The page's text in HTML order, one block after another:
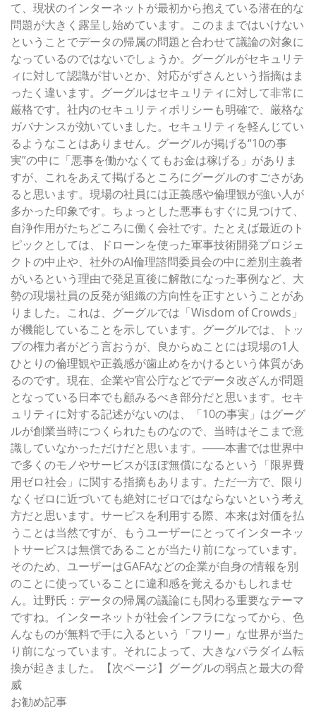
て、現状のインターネットが最初から抱えている潜在的な
問題が大きく露呈し始めています。このままではいけない
ということでデータの帰属の問題と合わせて議論の対象に
なっているのではないでしょうか。グーグルがセキュリテ
ィに対して認識が甘いとか、対応がずさんという指摘はま
ったく違います。グーグルはセキュリティに対して非常に
厳格です。社内のセキュリティポリシーも明確で、厳格な
ガバナンスが効いていました。セキュリティを軽んじてい
るようなことはありません。グーグルが掲げる“10の事
実”の中に「悪事を働かなくてもお金は稼げる」がありま
すが、これをあえて掲げるところにグーグルのすごさがあ
ると思います。現場の社員には正義感や倫理観が強い人が
多かった印象です。ちょっとした悪事もすぐに見つけて、
自浄作用がたちどころに働く会社です。たとえば最近のト
ピックとしては、ドローンを使った軍事技術開発プロジェ
クトの中止や、社外のAI倫理諮問委員会の中に差別主義者
がいるという理由で発足直後に解散になった事例など、大
勢の現場社員の反発が組織の方向性を正すということがあ
りました。これは、グーグルでは「Wisdom of Crowds」
が機能していることを示しています。グーグルでは、トッ
プの権力者がどう言おうが、良からぬことには現場の1人
ひとりの倫理観や正義感が歯止めをかけるという体質があ
るのです。現在、企業や官公庁などでデータ改ざんが問題
となっている日本でも顧みるべき部分だと思います。セキ
ュリティに対する記述がないのは、「10の事実」はグーグ
ルが創業当時につくられたものなので、当時はそこまで意
識していなかっただけだと思います。――本書では世界中
で多くのモノやサービスがほぼ無償になるという「限界費
用ゼロ社会」に関する指摘もあります。ただ一方で、限り
なくゼロに近づいても絶対にゼロではならないという考え
方だと思います。サービスを利用する際、本来は対価を払
うことは当然ですが、もうユーザーにとってインターネッ
トサービスは無償であることが当たり前になっています。
そのため、ユーザーはGAFAなどの企業が自身の情報を別
のことに使っていることに違和感を覚えるかもしれませ
ん。辻野氏：データの帰属の議論にも関わる重要なテーマ
ですね。インターネットが社会インフラになってから、色
んなものが無料で手に入るという「フリー」な世界が当た
り前になっています。それによって、大きなパラダイム転
換が起きました。【次ページ】グーグルの弱点と最大の脅
威
お勧め記事